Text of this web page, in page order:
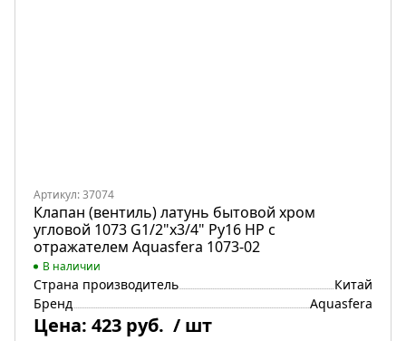
Артикул: 37074
Клапан (вентиль) латунь бытовой хром
угловой 1073 G1/2"х3/4" Ру16 НР с
отражателем Aquasfera 1073-02
В наличии
Страна производитель
Китай
Бренд
Aquasfera
Цена: 423 руб. / шт